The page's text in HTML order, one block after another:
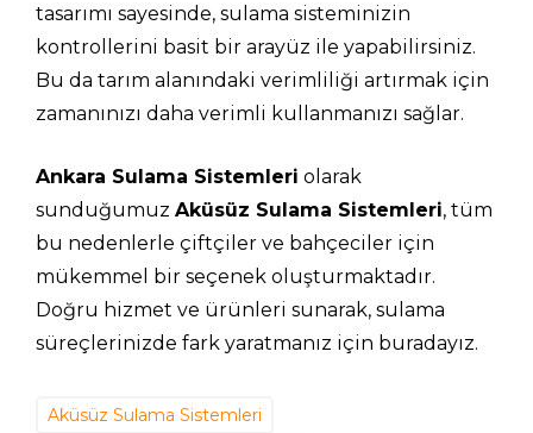
tasarımı sayesinde, sulama sisteminizin
kontrollerini basit bir arayüz ile yapabilirsiniz.
Bu da tarım alanındaki verimliliği artırmak için
zamanınızı daha verimli kullanmanızı sağlar.
Ankara Sulama Sistemleri olarak
sunduğumuz Aküsüz Sulama Sistemleri, tüm
bu nedenlerle çiftçiler ve bahçeciler için
mükemmel bir seçenek oluşturmaktadır.
Doğru hizmet ve ürünleri sunarak, sulama
süreçlerinizde fark yaratmanız için buradayız.
Aküsüz Sulama Sistemleri